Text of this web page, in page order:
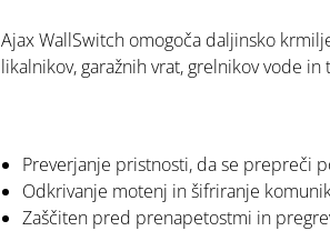
Ajax WallSwitch omogoča daljinsko
likalnikov, garažnih vrat, grelnikov vode
Preverjanje pristnosti, da se prepreči
Odkrivanje motenj in šifriranje
Zaščiten pred prenapetostmi in